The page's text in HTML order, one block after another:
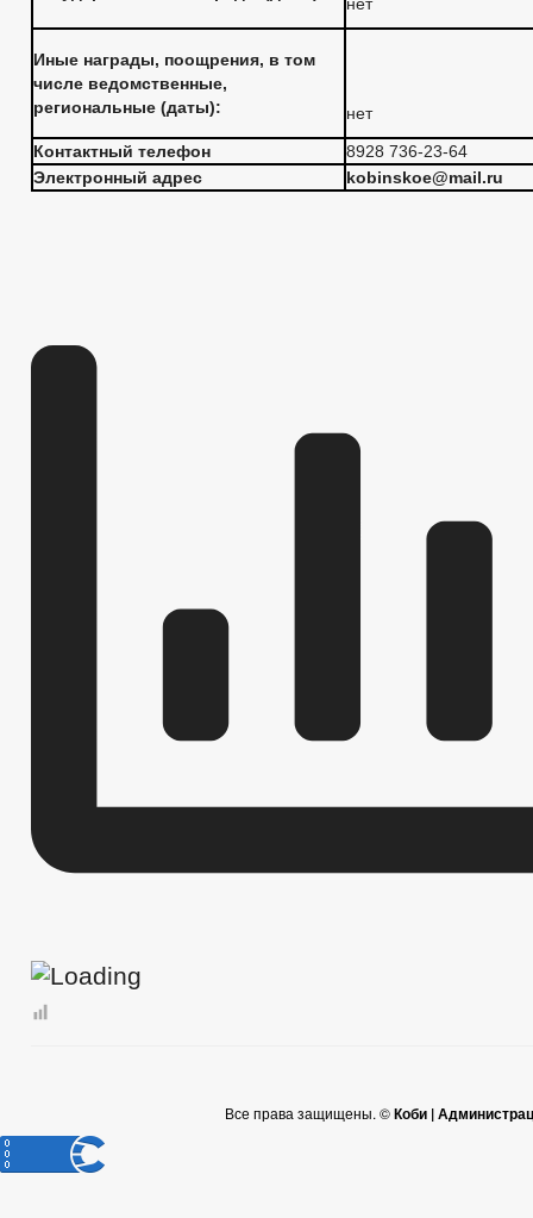
Иные награды, поощрения, в том
числе ведомственные,
региональные (даты):
нет
Контактный телефон
8928 736-23-64
Электронный адрес
kobinskoe@mail.ru
Все права защищены. ©Коби |